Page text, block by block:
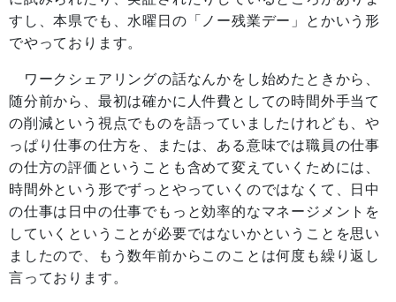
すし、本県でも、水曜日の「ノー残業デー」とかいう形
でやっております。
ワークシェアリングの話なんかをし始めたときから、
随分前から、最初は確かに人件費としての時間外手当て
の削減という視点でものを語っていましたけれども、や
っぱり仕事の仕方を、または、ある意味では職員の仕事
の仕方の評価ということも含めて変えていくためには、
時間外という形でずっとやっていくのではなくて、日中
の仕事は日中の仕事でもっと効率的なマネージメントを
していくということが必要ではないかということを思い
ましたので、もう数年前からこのことは何度も繰り返し
言っております。